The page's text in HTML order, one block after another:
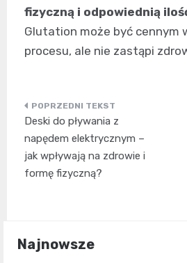
fizyczną i odpowiednią
Glutation może być cennym
procesu, ale nie zastąpi
Nawigacja
wpisu
Deski do pływania z
napędem elektrycznym –
jak wpływają na zdrowie i
formę fizyczną?
Najnowsze